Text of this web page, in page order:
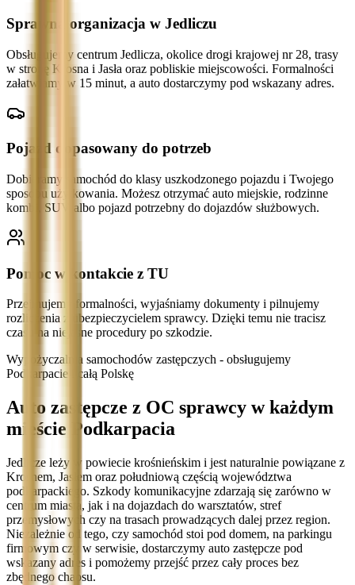
Sprawna organizacja w Jedliczu
Obsługujemy centrum Jedlicza, okolice drogi krajowej nr 28, trasy
w stronę Krosna i Jasła oraz pobliskie miejscowości. Formalności
załatwiamy w 15 minut, a auto dostarczymy pod wskazany adres.
Pojazd dopasowany do potrzeb
Dobieramy samochód do klasy uszkodzonego pojazdu i Twojego
sposobu użytkowania. Możesz otrzymać auto miejskie, rodzinne
kombi, SUV albo pojazd potrzebny do dojazdów służbowych.
Pomoc w kontakcie z TU
Przejmujemy formalności, wyjaśniamy dokumenty i pilnujemy
rozliczenia z ubezpieczycielem sprawcy. Dzięki temu nie tracisz
czasu na niejasne procedury po szkodzie.
Wypożyczalnia samochodów zastępczych - obsługujemy
Podkarpacie i całą Polskę
Auto zastępcze z OC sprawcy w każdym
mieście Podkarpacia
Jedlicze leży w powiecie krośnieńskim i jest naturalnie powiązane z
Krosnem, Jasłem oraz południową częścią województwa
podkarpackiego. Szkody komunikacyjne zdarzają się zarówno w
centrum miasta, jak i na dojazdach do warsztatów, stref
przemysłowych czy na trasach prowadzących dalej przez region.
Niezależnie od tego, czy samochód stoi pod domem, na parkingu
firmowym czy w serwisie, dostarczymy auto zastępcze pod
wskazany adres i pomożemy przejść przez cały proces bez
zbędnego chaosu.